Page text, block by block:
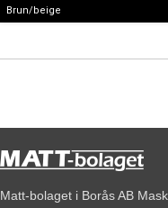
Brun/beige
Matt-bolaget i Borås AB